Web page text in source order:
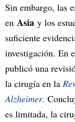
Sin embargo, las
en Asia y los
suficiente
investigación. En
publicó una
la cirugía en la
Alzheimer.
es limitada, la